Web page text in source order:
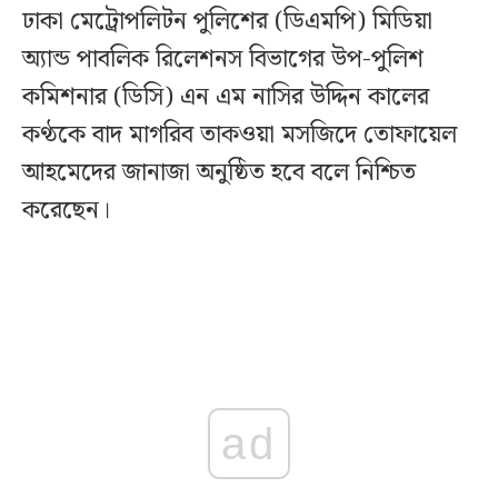
ঢাকা মেট্রোপলিটন পুলিশের (ডিএমপি) মিডিয়া
অ্যান্ড পাবলিক রিলেশনস বিভাগের উপ-পুলিশ
কমিশনার (ডিসি) এন এম নাসির উদ্দিন কালের
কণ্ঠকে বাদ মাগরিব তাকওয়া মসজিদে তোফায়েল
আহমেদের জানাজা অনুষ্ঠিত হবে বলে নিশ্চিত
করেছেন।
ad